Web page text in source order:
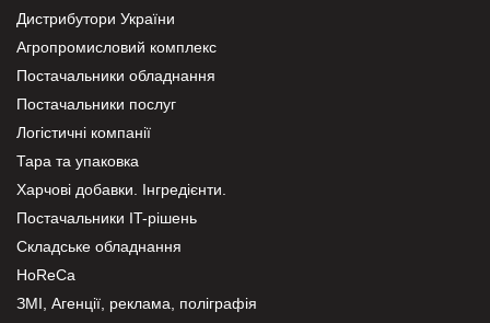
Дистрибутори України
Агропромисловий комплекс
Постачальники обладнання
Постачальники послуг
Логістичні компанії
Тара та упаковка
Харчові добавки. Інгредієнти.
Постачальники IT-рішень
Складське обладнання
HoReCa
ЗМІ, Агенції, реклама, поліграфія